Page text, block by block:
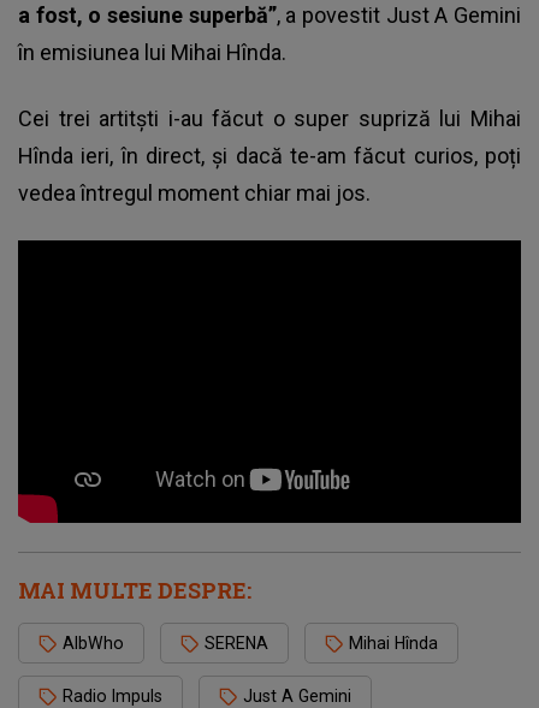
a fost, o sesiune superbă”, a povestit Just A Gemini
în emisiunea lui Mihai Hînda.
Cei trei artitști i-au făcut o super supriză lui Mihai
Hînda ieri, în direct, și dacă te-am făcut curios, poți
vedea întregul moment chiar mai jos.
MAI MULTE DESPRE:
AlbWho SERENA Mihai Hînda
Radio Impuls Just A Gemini